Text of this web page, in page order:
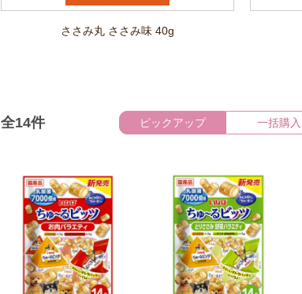
ささみ丸 ささみ味 40g
全14件 ピックアップ 一括購入